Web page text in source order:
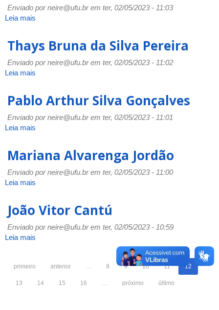
Enviado porneire@ufu.brem ter, 02/05/2023 - 11:03
Leia mais
Carneiro
Thays Bruna da Silva Pereira
Enviado porneire@ufu.brem ter, 02/05/2023 - 11:02
Leia mais
da
Silva
Pablo Arthur Silva Gonçalves
Enviado porneire@ufu.brem ter, 02/05/2023 - 11:01
Leia mais
Silva
Gonçalves
Mariana Alvarenga Jordão
Enviado porneire@ufu.brem ter, 02/05/2023 - 11:00
Leia mais
Alvarenga
Jordão
João Vitor Cantú
Enviado porneire@ufu.brem ter, 02/05/2023 - 10:59
Leia mais
Cantú
primeiro anterior … 8 9 10 11 12
13 14 15 16 … próximo último